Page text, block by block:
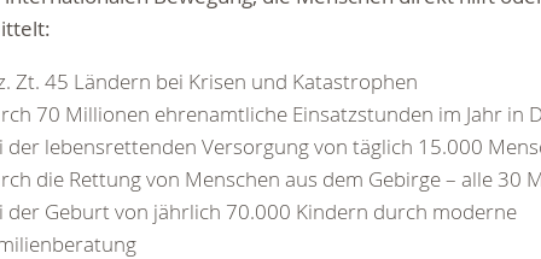
Zt. 45 Ländern bei Krisen und Katastrophen
70 Millionen ehrenamtliche Einsatzstunden im Jahr in
der lebensrettenden Versorgung von täglich 15.000
die Rettung von Menschen aus dem Gebirge – alle 30
der Geburt von jährlich 70.000 Kindern durch moderne